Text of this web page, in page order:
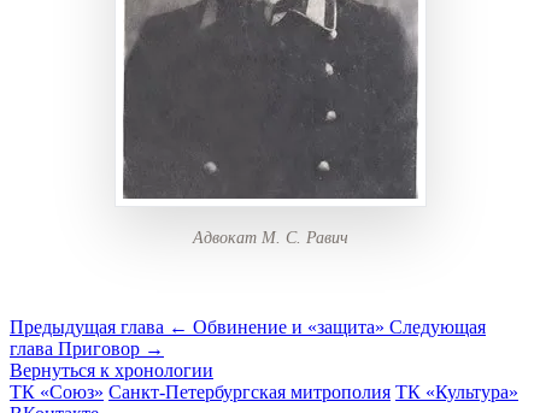
Адвокат М. С. Равич
Предыдущая глава ← Обвинение и «защита» Следующая
глава Приговор →
Вернуться к хронологии
ТК «Союз» Санкт-Петербургская митрополия ТК «Культура»